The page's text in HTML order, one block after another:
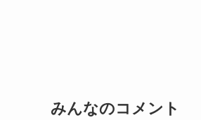
みんなのコメント